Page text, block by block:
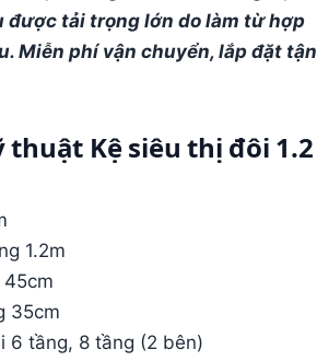
được tải trọng lớn do làm từ hợp
Miễn phí vận chuyển, lắp đặt tận
thuật Kệ siêu thị đôi 1.2
1.2m
35cm
6 tầng, 8 tầng (2 bên)